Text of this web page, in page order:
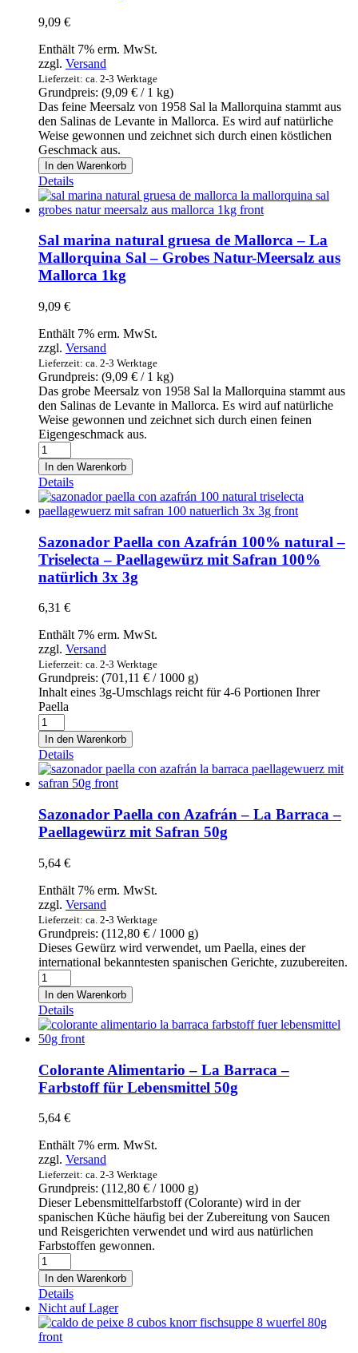
80g
9,09 €
Enthält 7% erm. MwSt.
zzgl. Versand
Lieferzeit: ca. 2-3 Werktage
Grundpreis: (9,09 € / 1 kg)
Das feine Meersalz von 1958 Sal la Mallorquina stammt aus
den Salinas de Levante in Mallorca. Es wird auf natürliche
Weise gewonnen und zeichnet sich durch einen köstlichen
Geschmack aus.
Sal
marina
fina
natural
de
Mallorca
-
La
Mallorquina
-
Natur-
Meersalz
aus
Mallorca
1kg
Menge
In den Warenkorb
Details
Sal marina natural gruesa de Mallorca – La
Mallorquina Sal – Grobes Natur-Meersalz aus
Mallorca 1kg
9,09 €
Enthält 7% erm. MwSt.
zzgl. Versand
Lieferzeit: ca. 2-3 Werktage
Grundpreis: (9,09 € / 1 kg)
Das grobe Meersalz von 1958 Sal la Mallorquina stammt aus
den Salinas de Levante in Mallorca. Es wird auf natürliche
Weise gewonnen und zeichnet sich durch einen feinen
Eigengeschmack aus.
Sal
marina
natural
gruesa
de
Mallorca
-
La
Mallorquina
Sal
Grobes
Meersalz
aus
Mallorca
1kg
Menge
In den Warenkorb
Details
Sazonador Paella con Azafrán 100% natural –
Triselecta – Paellagewürz mit Safran 100%
natürlich 3x 3g
6,31 €
Enthält 7% erm. MwSt.
zzgl. Versand
Lieferzeit: ca. 2-3 Werktage
Grundpreis: (701,11 € / 1000 g)
Inhalt eines 3g-Umschlags reicht für 4-6 Portionen Ihrer
Paella
Sazonador
Paella
con
Azafrán
100%
natural
-
Triselecta
-
mit
100%
natürlich
3x
3g
Menge
In den Warenkorb
Details
Sazonador Paella con Azafrán – La Barraca –
Paellagewürz mit Safran 50g
5,64 €
Enthält 7% erm. MwSt.
zzgl. Versand
Lieferzeit: ca. 2-3 Werktage
Grundpreis: (112,80 € / 1000 g)
Dieses Gewürz wird verwendet, um Paella, eines der
international bekanntesten spanischen Gerichte, zuzubereiten.
Sazonador
Paella
con
Azafrán
-
La
Barraca
-
Paellagewürz
Safran
Menge
In den Warenkorb
Details
Colorante Alimentario – La Barraca –
Farbstoff für Lebensmittel 50g
5,64 €
Enthält 7% erm. MwSt.
zzgl. Versand
Lieferzeit: ca. 2-3 Werktage
Grundpreis: (112,80 € / 1000 g)
Dieser Lebensmittelfarbstoff (Colorante) wird in der
spanischen Küche häufig bei der Zubereitung von Saucen
und Reisgerichten verwendet und wird aus natürlichen
Farbstoffen gewonnen.
Colorante
Alimentario
-
La
Barraca
-
Farbstoff
In den Warenkorb
Details
Nicht auf Lager